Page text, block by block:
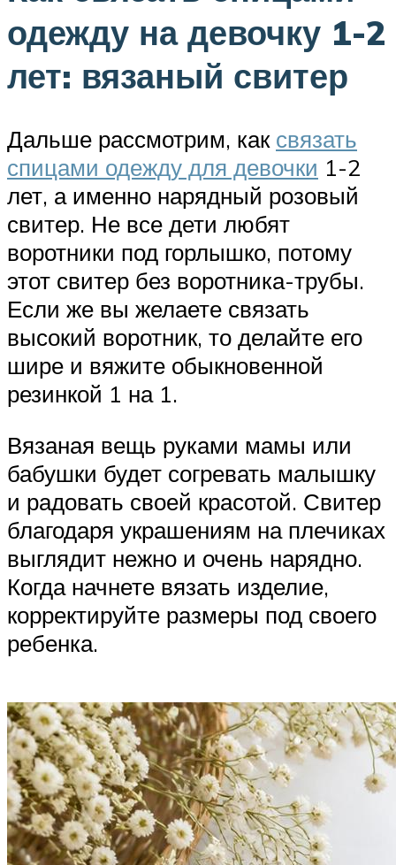
одежду на девочку 1-2
лет: вязаный свитер
Дальше рассмотрим, как связать
спицами одежду для девочки 1-2
лет, а именно нарядный розовый
свитер. Не все дети любят
воротники под горлышко, потому
этот свитер без воротника-трубы.
Если же вы желаете связать
высокий воротник, то делайте его
шире и вяжите обыкновенной
резинкой 1 на 1.
Вязаная вещь руками мамы или
бабушки будет согревать малышку
и радовать своей красотой. Свитер
благодаря украшениям на плечиках
выглядит нежно и очень нарядно.
Когда начнете вязать изделие,
корректируйте размеры под своего
ребенка.